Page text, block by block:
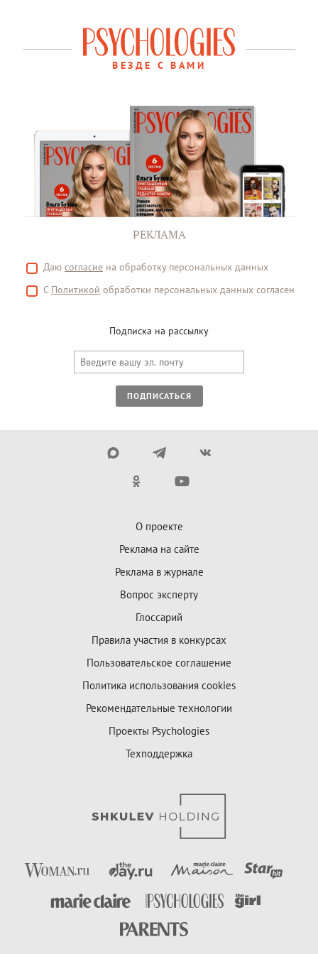
ВЕЗДЕ С ВАМИ
РЕКЛАМА
Даю согласие на обработку персональных данных
С Политикой обработки персональных данных согласен
Подписка на рассылку
ПОДПИСАТЬСЯ
О проекте
Реклама на сайте
Реклама в журнале
Вопрос эксперту
Глоссарий
Правила участия в конкурсах
Пользовательское соглашение
Политика использования cookies
Рекомендательные технологии
Проекты Psychologies
Техподдержка